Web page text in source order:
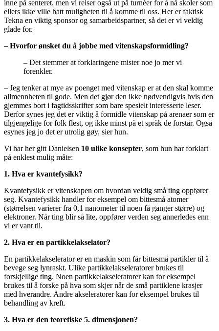
inne på senteret, men vi reiser også ut på turnéer for å nå skoler som
ellers ikke ville hatt muligheten til å komme til oss. Her er faktisk
Tekna en viktig sponsor og samarbeidspartner, så det er vi veldig
glade for.
– Hvorfor ønsket du å jobbe med vitenskapsformidling?
– Det stemmer at forklaringene mister noe jo mer vi
forenkler.
– Jeg tenker at mye av poenget med vitenskap er at den skal komme
allmennheten til gode. Men det gjør den ikke nødvendigvis hvis den
gjemmes bort i fagtidsskrifter som bare spesielt interesserte leser.
Derfor synes jeg det er viktig å formidle vitenskap på arenaer som er
tilgjengelige for folk flest, og ikke minst på et språk de forstår. Også
esynes jeg jo det er utrolig gøy, sier hun.
Vi har her gitt Danielsen 10 ulike konsepter, som hun har forklart
på enklest mulig måte:
1. Hva er kvantefysikk?
Kvantefysikk er vitenskapen om hvordan veldig små ting oppfører
seg. Kvantefysikk handler for eksempel om bittesmå atomer
(størrelsen varierer fra 0,1 nanometer til noen få ganger større) og
elektroner. Når ting blir så lite, oppfører verden seg annerledes enn
vi er vant til.
2. Hva er en partikkelakselator?
En partikkelakselerator er en maskin som får bittesmå partikler til å
bevege seg lynraskt. Ulike partikkelakseleratorer brukes til
forskjellige ting. Noen partikkelakseleratorer kan for eksempel
brukes til å forske på hva som skjer når de små partiklene krasjer
med hverandre. Andre akseleratorer kan for eksempel brukes til
behandling av kreft.
3. Hva er den teoretiske 5. dimensjonen?